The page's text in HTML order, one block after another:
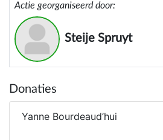
Actie georganiseerd door:
Steije Spruyt
Donaties
Yanne Bourdeaud’hui